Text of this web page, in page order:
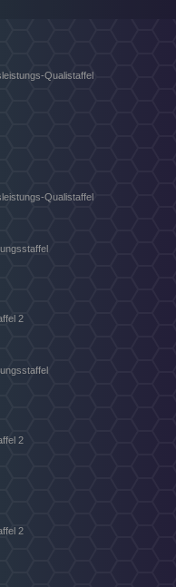
Qualistaffel
Qualistaffel
2
2
2